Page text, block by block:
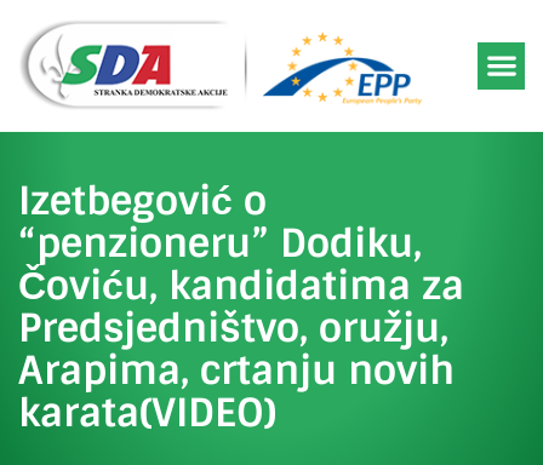
Izetbegović o
“penzioneru” Dodiku,
Čoviću, kandidatima za
Predsjedništvo, oružju,
Arapima, crtanju novih
karata(VIDEO)